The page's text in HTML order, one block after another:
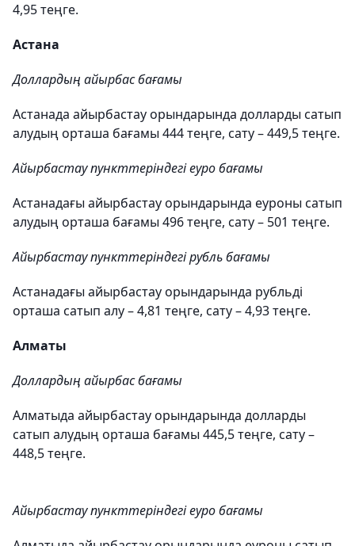
4,95 теңге.
Астана
Доллардың айырбас бағамы
Астанада айырбастау орындарында долларды сатып
алудың орташа бағамы 444 теңге, сату – 449,5 теңге.
Айырбастау пункттеріндегі еуро бағамы
Астанадағы айырбастау орындарында еуроны сатып
алудың орташа бағамы 496 теңге, сату – 501 теңге.
Айырбастау пункттеріндегі рубль бағамы
Астанадағы айырбастау орындарында рубльді
орташа сатып алу – 4,81 теңге, сату – 4,93 теңге.
Алматы
Доллардың айырбас бағамы
Алматыда айырбастау орындарында долларды
сатып алудың орташа бағамы 445,5 теңге, сату –
448,5 теңге.
Айырбастау пункттеріндегі еуро бағамы